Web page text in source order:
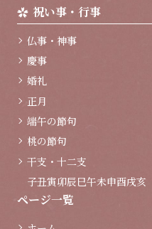
祝い事・行事
仏事・神事
慶事
婚礼
正月
端午の節句
桃の節句
干支・十二支
子丑寅卯辰巳午未申酉戌亥
ページ一覧